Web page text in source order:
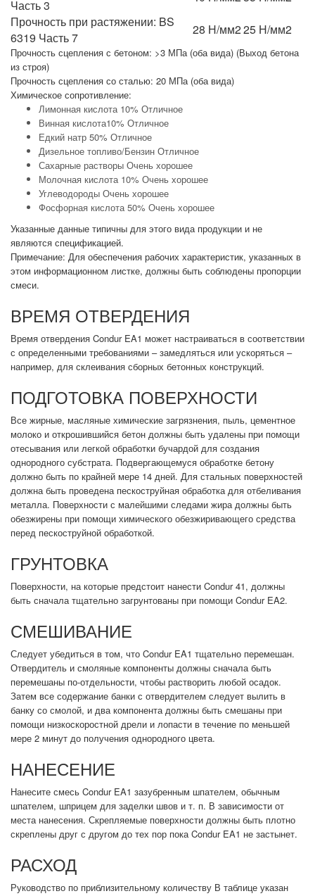
Часть 3
Прочность при растяжении: BS
6319 Часть 7
28 Н/мм225 Н/мм2
Прочность сцепления с бетоном: >3 МПа (оба вида) (Выход бетона
из строя)
Прочность сцепления со сталью: 20 МПа (оба вида)
Химическое сопротивление:
Лимонная кислота 10% Отличное
Винная кислота10% Отличное
Едкий натр 50% Отличное
Дизельное топливо/Бензин Отличное
Сахарные растворы Очень хорошее
Молочная кислота 10% Очень хорошее
Углеводороды Очень хорошее
Фосфорная кислота 50% Очень хорошее
Указанные данные типичны для этого вида продукции и не
являются спецификацией.
Примечание: Для обеспечения рабочих характеристик, указанных в
этом информационном листке, должны быть соблюдены пропорции
смеси.
ВРЕМЯ ОТВЕРДЕНИЯ
Время отвердения Condur EA1 может настраиваться в соответствии
с определенными требованиями – замедляться или ускоряться –
например, для склеивания сборных бетонных конструкций.
ПОДГОТОВКА ПОВЕРХНОСТИ
Все жирные, масляные химические загрязнения, пыль, цементное
молоко и открошившийся бетон должны быть удалены при помощи
отесывания или легкой обработки бучардой для создания
однородного субстрата. Подвергающемуся обработке бетону
должно быть по крайней мере 14 дней. Для стальных поверхностей
должна быть проведена пескоструйная обработка для отбеливания
металла. Поверхности с малейшими следами жира должны быть
обезжирены при помощи химического обезжиривающего средства
перед пескоструйной обработкой.
ГРУНТОВКА
Поверхности, на которые предстоит нанести Condur 41, должны
быть сначала тщательно загрунтованы при помощи Condur EA2.
СМЕШИВАНИЕ
Следует убедиться в том, что Condur EA1 тщательно перемешан.
Отвердитель и смоляные компоненты должны сначала быть
перемешаны по-отдельности, чтобы растворить любой осадок.
Затем все содержание банки с отвердителем следует вылить в
банку со смолой, и два компонента должны быть смешаны при
помощи низкоскоростной дрели и лопасти в течение по меньшей
мере 2 минут до получения однородного цвета.
НАНЕСЕНИЕ
Нанесите смесь Condur EA1 зазубренным шпателем, обычным
шпателем, шприцем для заделки швов и т. п. В зависимости от
места нанесения. Скрепляемые поверхности должны быть плотно
скреплены друг с другом до тех пор пока Condur EA1 не застынет.
РАСХОД
Руководство по приблизительному количеству В таблице указан